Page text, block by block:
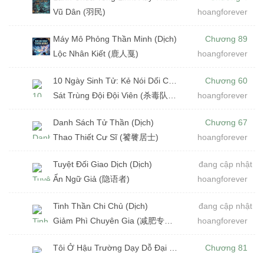
Vũ Dân (羽民)
hoangforever
Máy Mô Phỏng Thần Minh (Dịch)
Lộc Nhân Kiết (鹿人戛)
Chương 89
hoangforever
Chương 60
hoangforever
Danh Sách Tử Thần (Dịch)
Thao Thiết Cư Sĩ (饕餮居士)
Chương 67
hoangforever
Tuyệt Đối Giao Dịch (Dịch)
Ẩn Ngữ Giả (隐语者)
đang cập nhật
hoangforever
Tinh Thần Chi Chủ (Dịch)
đang cập nhật
hoangforever
Chương 81